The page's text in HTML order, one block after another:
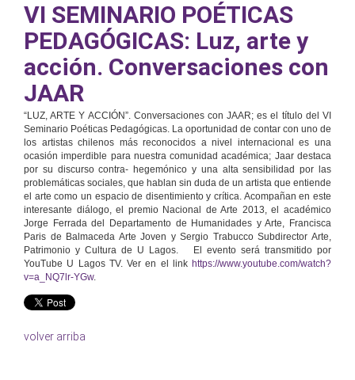
VI SEMINARIO POÉTICAS
PEDAGÓGICAS: Luz, arte y
acción. Conversaciones con
JAAR
“LUZ, ARTE Y ACCIÓN”. Conversaciones con JAAR; es el título del VI
Seminario Poéticas Pedagógicas. La oportunidad de contar con uno de
los artistas chilenos más reconocidos a nivel internacional es una
ocasión imperdible para nuestra comunidad académica; Jaar destaca
por su discurso contra- hegemónico y una alta sensibilidad por las
problemáticas sociales, que hablan sin duda de un artista que entiende
el arte como un espacio de disentimiento y crítica. Acompañan en este
interesante diálogo, el premio Nacional de Arte 2013, el académico
Jorge Ferrada del Departamento de Humanidades y Arte, Francisca
Paris de Balmaceda Arte Joven y Sergio Trabucco Subdirector Arte,
Patrimonio y Cultura de U Lagos. El evento será transmitido por
YouTube U Lagos TV. Ver en el link https://www.youtube.com/watch?
v=a_NQ7lr-YGw.
volver arriba